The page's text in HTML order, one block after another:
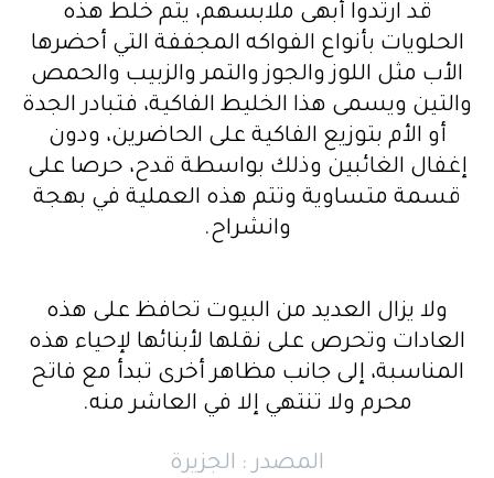
قد ارتدوا أبهى ملابسهم، يتم خلط هذه
الحلويات بأنواع الفواكه المجففة التي أحضرها
الأب مثل اللوز والجوز والتمر والزبيب والحمص
والتين ويسمى هذا الخليط الفاكية، فتبادر الجدة
أو الأم بتوزيع الفاكية على الحاضرين، ودون
إغفال الغائبين وذلك بواسطة قدح، حرصا على
قسمة متساوية وتتم هذه العملية في بهجة
وانشراح.
ولا يزال العديد من البيوت تحافظ على هذه
العادات وتحرص على نقلها لأبنائها لإحياء هذه
المناسبة، إلى جانب مظاهر أخرى تبدأ مع فاتح
محرم ولا تنتهي إلا في العاشر منه.
المصدر : الجزيرة